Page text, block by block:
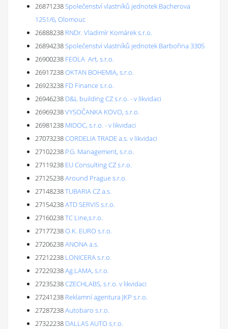
26871238Společenství vlastníků jednotek Bacherova
1251/6, Olomouc
26888238 RNDr. Vladimír Komárek s.r.o.
26894238Společenství vlastníků jednotek Barbořina 3305
26900238 FEOLA Art, s.r.o.
26917238OKTAN BOHEMIA, s.r.o.
26923238 FD Finance s.r.o.
26946238 D&L building CZ s.r.o. - v likvidaci
26969238VYSOČANKA KOVO, s.r.o.
26981238 MIDOC, s.r.o. - v likvidaci
27073238CORDELIA TRADE a.s. v likvidaci
27102238 P.G. Management, s.r.o.
27119238 EU Consulting CZ s.r.o.
27125238Around Prague s.r.o.
27148238TUBARIA CZ a.s.
27154238ATD SERVIS s.r.o.
27160238TC Line,s.r.o.
27177238O.K. EURO s.r.o.
27206238ANONA a.s.
27212238 LONICERA s.r.o.
27229238Ag.LAMA, s.r.o.
27235238CZECHLABS, s.r.o. v likvidaci
27241238 Reklamní agentura JKP s.r.o.
27287238Autobaro s.r.o.
27322238 DALLAS AUTO s.r.o.